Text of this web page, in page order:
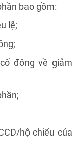
bao gồm:
lệ;
đông về giảm
hộ chiếu của